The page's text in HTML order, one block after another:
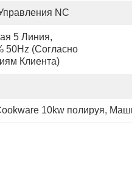
NC
5 Линия,
50Hz (согласно
Клиента)
10kw полируя,